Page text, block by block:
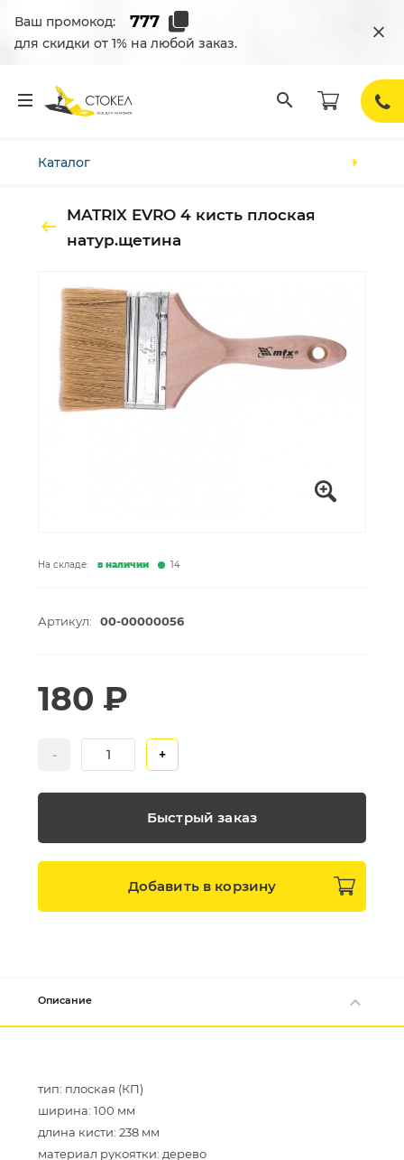
Ваш промокод:
для скидки от 1% на любой заказ.
Каталог
MATRIX EVRO 4 кисть плоская
натур.щетина
На складе: в наличии 14
Артикул: 00-00000056
- +
180 ₽
Быстрый заказ
Добавить в корзину
Описание
тип: плоская (КП)
ширина: 100 мм
длина кисти: 238 мм